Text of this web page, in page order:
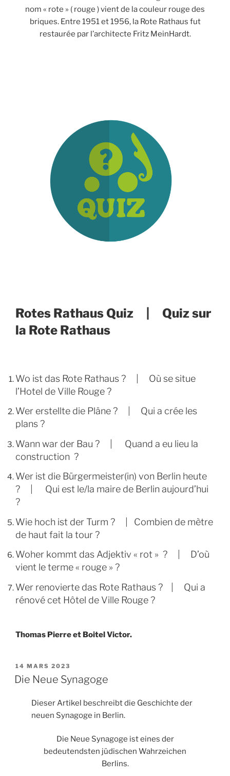
nom « rote » ( rouge ) vient de la couleur rouge des
briques. Entre 1951 et 1956, la Rote Rathaus fut
restaurée par l’architecte Fritz MeinHardt.
Rotes Rathaus Quiz | Quiz sur
la Rote Rathaus
Wo ist das Rote Rathaus ? | Où se situe
l’Hotel de Ville Rouge ?
Wer erstellte die Pläne ? | Qui a crée les
plans ?
Wann war der Bau ? | Quand a eu lieu la
construction ?
Wer ist die Bürgermeister(in) von Berlin heute
? | Qui est le/la maire de Berlin aujourd’hui
?
Wie hoch ist der Turm ? | Combien de mètre
de haut fait la tour ?
Woher kommt das Adjektiv « rot » ? | D’où
vient le terme « rouge » ?
Wer renovierte das Rote Rathaus ? | Qui a
rénové cet Hôtel de Ville Rouge ?
Thomas Pierre et Boitel Victor.
PUBLIÉ
LE
14 MARS 2023
Die Neue Synagoge
Dieser Artikel beschreibt die Geschichte der
neuen Synagoge in Berlin.
Die Neue Synagoge ist eines der
bedeutendsten jüdischen Wahrzeichen
Berlins.